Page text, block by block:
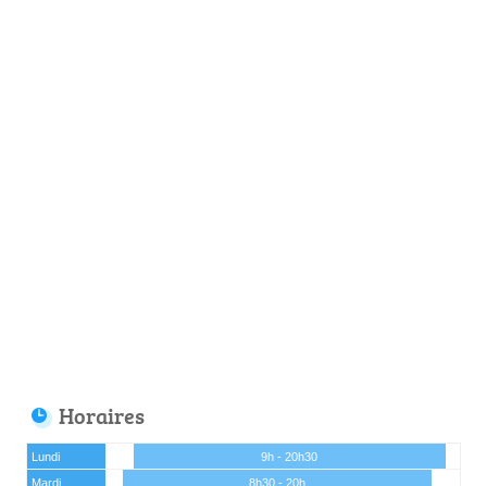
Horaires
Lundi
9h - 20h30
Mardi
8h30 - 20h